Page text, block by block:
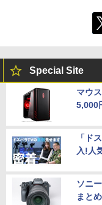
Special Site
マウ
5,000
「ド
入!人
ソニ
まとめ